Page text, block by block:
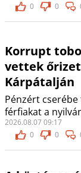
0
0
Korrupt
vettek
Kárpátalján
Pénzért
férfiakat a
2026.08.07 09:17
0
0